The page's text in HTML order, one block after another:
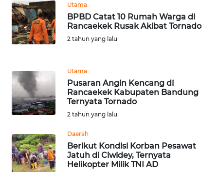
Utama
BPBD Catat 10 Rumah Warga di
Rancaekek Rusak Akibat Tornado
2 tahun yang lalu
Utama
Pusaran Angin Kencang di
Rancaekek Kabupaten Bandung
Ternyata Tornado
2 tahun yang lalu
Daerah
Berikut Kondisi Korban Pesawat
Jatuh di Ciwidey, Ternyata
Helikopter Milik TNI AD
WN
SUMBAR
WN
BENGKULU
WN
JATENG